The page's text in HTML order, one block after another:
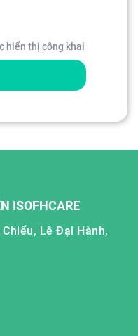
hiển thị công khai
ISOFHCARE
Lê Đại Hành,